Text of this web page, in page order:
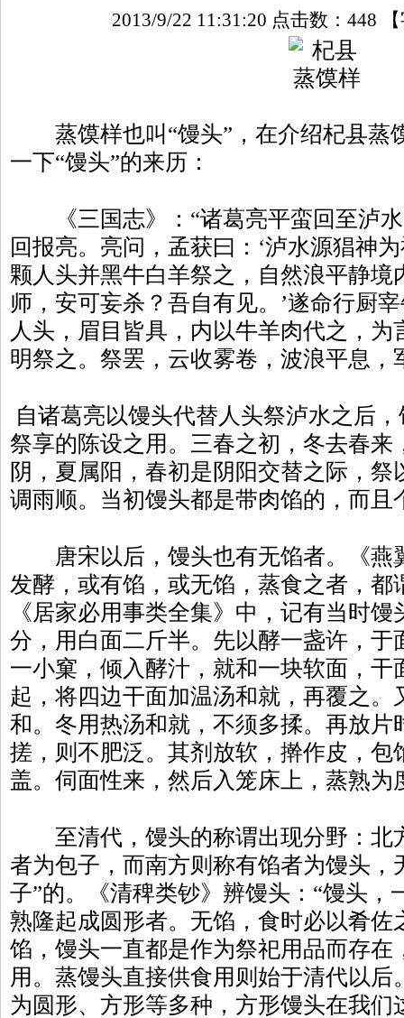
2013/9/22 11:31:20 点击数：448
蒸馍样也叫“馒头”，在介绍杞县蒸
一下“馒头”的来历：
《三国志》：“诸葛亮平蛮回至泸水
回报亮。亮问，孟获曰：‘泸水源猖神
颗人头并黑牛白羊祭之，自然浪平静境
师，安可妄杀？吾自有见。’遂命行厨
人头，眉目皆具，内以牛羊肉代之，为
明祭之。祭罢，云收雾卷，波浪平息，
自诸葛亮以馒头代替人头祭泸水之后
祭享的陈设之用。三春之初，冬去春来
阴，夏属阳，春初是阴阳交替之际，
调雨顺。当初馒头都是带肉馅的，而且
唐宋以后，馒头也有无馅者。《燕
发酵，或有馅，或无馅，蒸食之者，都
《居家必用事类全集》中，记有当时
分，用白面二斤半。先以酵一盏许，于
一小窠，倾入酵汁，就和一块软面，干
起，将四边干面加温汤和就，再覆之。
和。冬用热汤和就，不须多揉。再放片
搓，则不肥泛。其剂放软，擀作皮，包
盖。伺面性来，然后入笼床上，蒸熟为
至清代，馒头的称谓出现分野：北
者为包子，而南方则称有馅者为馒头，
子”的。《清稗类钞》辨馒头：“馒头，
熟隆起成圆形者。无馅，食时必以肴佐
馅，馒头一直都是作为祭祀用品而存在
用。蒸馒头直接供食用则始于清代以
为圆形、方形等多种，方形馒头在我们